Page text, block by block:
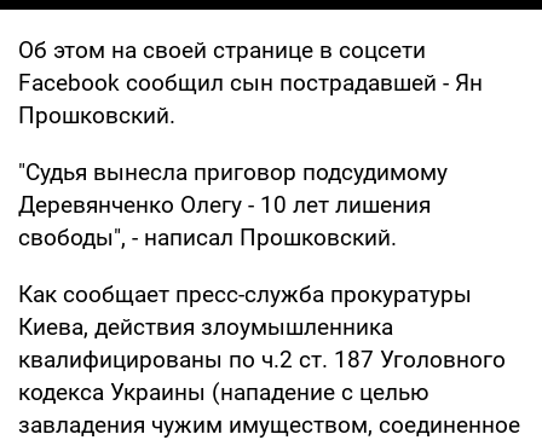
Об этом на своей странице в соцсети
Facebook сообщил сын пострадавшей - Ян
Прошковский.
"Судья вынесла приговор подсудимому
Деревянченко Олегу - 10 лет лишения
свободы", - написал Прошковский.
Как сообщает пресс-служба прокуратуры
Киева, действия злоумышленника
квалифицированы по ч.2 ст. 187 Уголовного
кодекса Украины (нападение с целью
завладения чужим имуществом, соединенное